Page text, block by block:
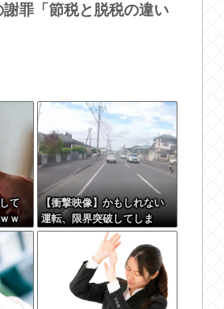
罪「節税と脱税の違い
て
ｗ
【衝撃映像】かもしれない
運転、限界突破してしま
う・・・